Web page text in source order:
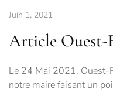
Juin 1, 2021
Article Ouest-
Le 24 Mai 2021, Ouest-
notre maire faisant un